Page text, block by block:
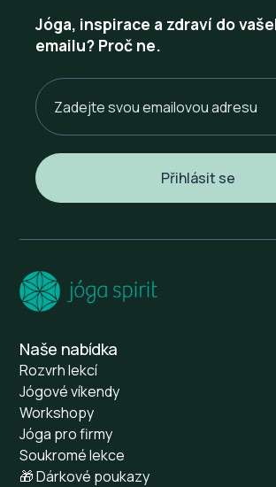
Jóga, inspirace a zdraví do
emailu? Proč ne.
Naše nabídka
Rozvrh lekcí
Jógové víkendy
Workshopy
Jóga pro firmy
Soukromé lekce
🎁 Dárkové poukazy